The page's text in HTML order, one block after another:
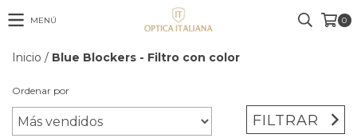
MENÚ 0
Inicio / Blue Blockers - Filtro con color
Ordenar por
FILTRAR